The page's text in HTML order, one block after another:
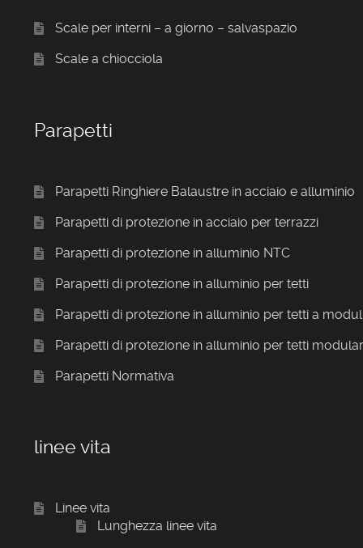
Scale per interni – a giorno – salvaspazio
Scale a chiocciola
Parapetti
Parapetti Ringhiere Balaustre in acciaio e alluminio
Parapetti di protezione in acciaio per terrazzi
Parapetti di protezione in alluminio NTC
Parapetti di protezione in alluminio per tetti
Parapetti di protezione in alluminio per tetti a
Parapetti di protezione in alluminio per tetti
Parapetti Normativa
linee vita
Linee vita
Lunghezza linee vita